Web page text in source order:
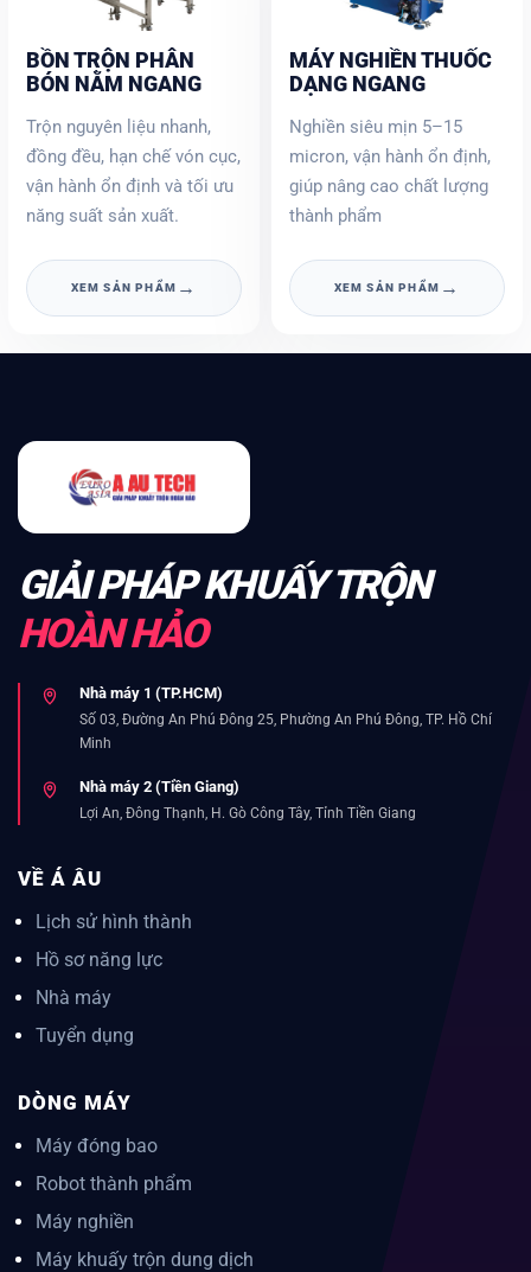
BỒN TRỘN PHÂN
BÓN NẰM NGANG
Trộn nguyên liệu nhanh,
đồng đều, hạn chế vón cục,
vận hành ổn định và tối ưu
năng suất sản xuất.
XEM SẢN PHẨM →
MÁY NGHIỀN THUỐC
DẠNG NGANG
Nghiền siêu mịn 5–15
micron, vận hành ổn định,
giúp nâng cao chất lượng
thành phẩm
XEM SẢN PHẨM →
GIẢI PHÁP KHUẤY TRỘN
HOÀN HẢO
Nhà máy 1 (TP.HCM)
Số 03, Đường An Phú Đông 25, Phường An Phú Đông, TP. Hồ Chí
Minh
Nhà máy 2 (Tiền Giang)
Lợi An, Đông Thạnh, H. Gò Công Tây, Tỉnh Tiền Giang
VỀ Á ÂU
Lịch sử hình thành
Hồ sơ năng lực
Nhà máy
Tuyển dụng
DÒNG MÁY
Máy đóng bao
Robot thành phẩm
Máy nghiền
Máy khuấy trộn dung dịch